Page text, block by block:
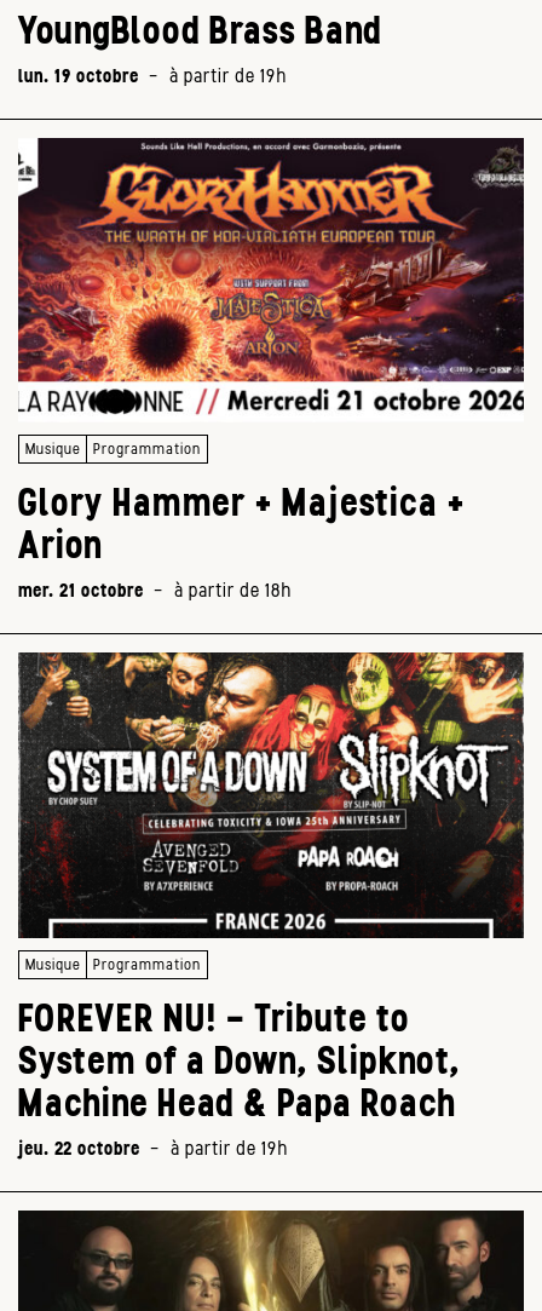
YoungBlood Brass Band
lun. 19 octobre - à partir de 19h
Musique Programmation
Glory Hammer + Majestica +
Arion
mer. 21 octobre - à partir de 18h
Musique Programmation
FOREVER NU! – Tribute to
System of a Down, Slipknot,
Machine Head & Papa Roach
jeu. 22 octobre - à partir de 19h